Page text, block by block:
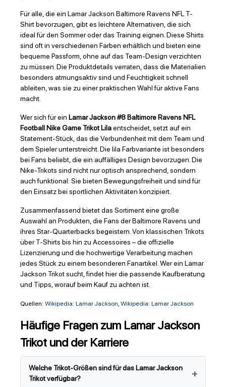
Für alle, die ein Lamar Jackson Baltimore Ravens NFL T-
Shirt bevorzugen, gibt es leichtere Alternativen, die sich
ideal für den Sommer oder das Training eignen. Diese Shirts
sind oft in verschiedenen Farben erhältlich und bieten eine
bequeme Passform, ohne auf das Team-Design verzichten
zu müssen. Die Produktdetails verraten, dass die Materialien
besonders atmungsaktiv sind und Feuchtigkeit schnell
ableiten, was sie zu einer praktischen Wahl für aktive Fans
macht.
Wer sich für ein Lamar Jackson #8 Baltimore Ravens NFL
Football Nike Game Trikot Lilaentscheidet, setzt auf ein
Statement-Stück, das die Verbundenheit mit dem Team und
dem Spieler unterstreicht. Die lila Farbvariante ist besonders
bei Fans beliebt, die ein auffälliges Design bevorzugen. Die
Nike-Trikots sind nicht nur optisch ansprechend, sondern
auch funktional: Sie bieten Bewegungsfreiheit und sind für
den Einsatz bei sportlichen Aktivitäten konzipiert.
Zusammenfassend bietet das Sortiment eine große
Auswahl an Produkten, die Fans der Baltimore Ravens und
ihres Star-Quarterbacks begeistern. Von klassischen Trikots
über T-Shirts bis hin zu Accessoires – die offizielle
Lizenzierung und die hochwertige Verarbeitung machen
jedes Stück zu einem besonderen Fanartikel. Wer ein Lamar
Jackson Trikot sucht, findet hier die passende Kaufberatung
und Tipps, worauf beim Kauf zu achten ist.
Quellen: Wikipedia: Lamar Jackson, Wikipedia: Lamar Jackson
Häufige Fragen zum Lamar Jackson
Trikot und der Karriere
Welche Trikot-Größen sind für das Lamar Jackson
Trikot verfügbar?